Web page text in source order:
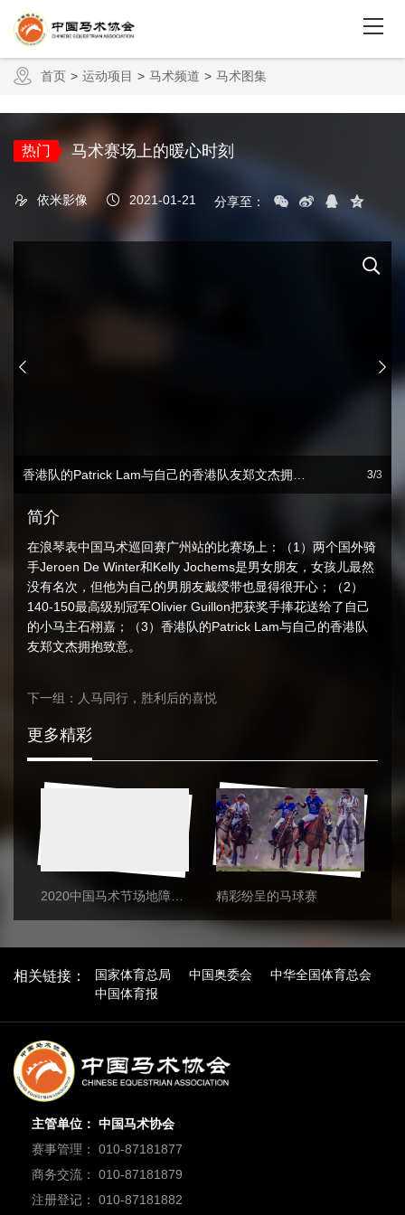
首页 运动项目 马术频道 马术图集
热门 马术赛场上的暖心时刻
依米影像 2021-01-21 分享至：
简介
在浪琴表中国马术巡回赛广州站的比赛场上：（1）两个国外骑
手Jeroen De Winter和Kelly Jochems是男女朋友，女孩儿最然
没有名次，但他为自己的男朋友戴绶带也显得很开心；（2）
140-150最高级别冠军Olivier Guillon把获奖手捧花送给了自己
的小马主石栩嘉；（3）香港队的Patrick Lam与自己的香港队
友郑文杰拥抱致意。
下一组：人马同行，胜利后的喜悦
3 3
更多精彩
精彩纷呈的马球赛
相关链接： 国家体育总局 中国奥委会
中华全国体育总会
中国体育报
主管单位： 中国马术协会
赛事管理： 010-87181877
商务交流： 010-87181879
注册登记： 010-87181882